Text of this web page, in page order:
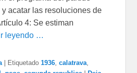
acatar las resoluciones de
4: Se estiman
leyendo …
Etiquetado 1936 ,calatrava